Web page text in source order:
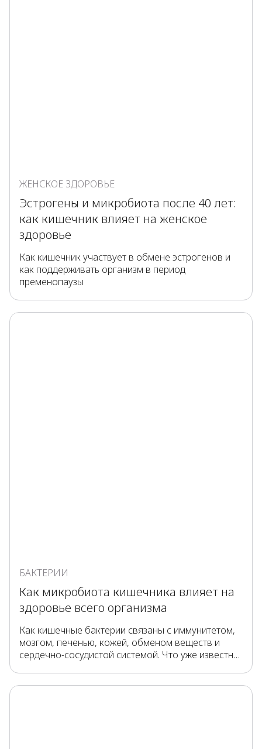
ЖЕНСКОЕ ЗДОРОВЬЕ
Эстрогены и микробиота после 40 лет:
как кишечник влияет на женское
здоровье
Как кишечник участвует в обмене эстрогенов и
как поддерживать организм в период
пременопаузы
БАКТЕРИИ
Как микробиота кишечника влияет на
здоровье всего организма
Как кишечные бактерии связаны с иммунитетом,
мозгом, печенью, кожей, обменом веществ и
сердечно-сосудистой системой. Что уже известно